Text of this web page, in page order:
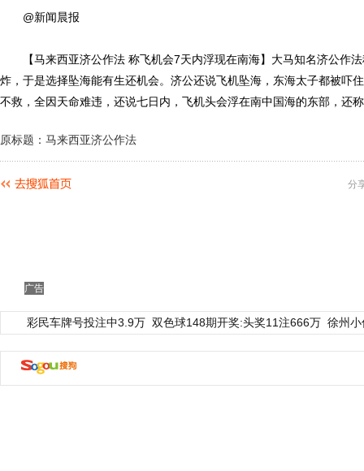
@新闻晨报
【马来西亚济公作法 称飞机会7天内浮现在南海】大马知名济公作法
炸，于是选择坠海能有生还机会。济公还说飞机坠海，东海太子都被吓
不救，全因天命难违，还说七日内，飞机头会浮在南中国海的东部，还
原标题：马来西亚济公作法
分
广告
彩民车牌号投注中3.9万 双色球148期开奖:头奖11注666万 徐州